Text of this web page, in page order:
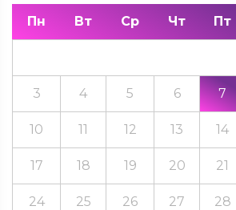
Пн Вт Ср Чт Пт
3 4 5 6 7
10 11 12 13 14
17 18 19 20 21
24 25 26 27 28